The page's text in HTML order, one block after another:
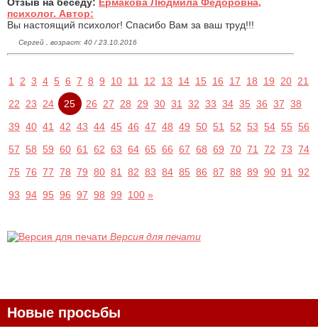
психолог. Автор:
Вы настоящий психолог! Спасибо Вам за ваш труд!!!
Сергей , возраст: 40 / 23.10.2016
1 2 3 4 5 6 7 8 9 10 11 12 13 14 15 16 17 18 19 20 21
22 23 24 25 26 27 28 29 30 31 32 33 34 35 36 37 38
39 40 41 42 43 44 45 46 47 48 49 50 51 52 53 54 55
56
57
58 59 60 61 62 63 64 65 66 67 68 69 70 71 72 73 74
75 76 77 78 79 80 81 82 83 84 85 86 87 88 89 90 91 92
93 94 95 96 97 98 99 100 »
Версия для печати
Новые просьбы